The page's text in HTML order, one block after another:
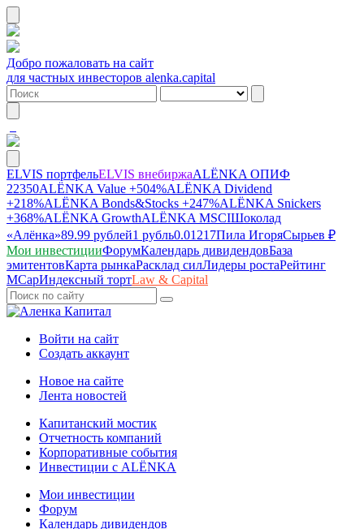
Добро пожаловать на сайт
для частных инвесторов alenka.capital
ELVIS портфельELVIS внебиржаALЁNKA ОПИФ
22350ALЁNKA Value +504%ALЁNKA Dividend
+218%ALЁNKA Bonds&Stocks +247%ALЁNKA Snickers
+368%ALЁNKA GrowthALЁNKA MSCIШоколад
«Алёнка»89.99 рублей1 рубль0.01217Пила ИгоряСырьев ₽
Мои инвестицииФорумКалендарь дивидендовБаза
эмитентовКарта рынкаРасклад силЛидеры ростаРейтинг
MCapИндексный тортLaw & Capital
Войти на сайт
Создать аккаунт
Новое на сайте
Лента новостей
Капитанский мостик
Отчетность компаний
Корпоративные события
Инвестиции с ALЁNKA
Мои инвестиции
Форум
Календарь дивидендов